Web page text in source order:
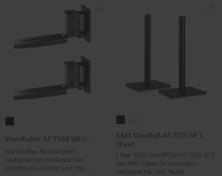
AC
SM
(Paar)
Wandhalter AC 7500 SM (Paar)
Wandhalter für Kompakt-
Lautsprecher im klassischen
Holzboxen-Format und Dipole
Standfuß
AC
7001
SP
Standfuß
7001
SP
K&M Standfuß AC 7001 SP 3
(Paar)
1 Paar K&M Standfüße AC 7001 SP 3
der HiFi-Klasse für Kompakt-
Lautsprecher von Teufel